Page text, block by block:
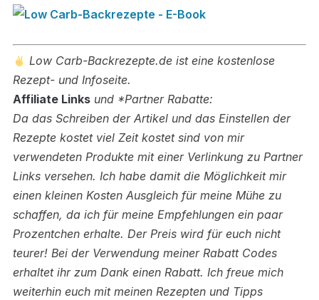
Low Carb-Backrezepte.de ist eine kostenlose
Rezept- und Infoseite.
Affiliate Linksund *Partner Rabatte:
Da das Schreiben der Artikel und das Einstellen der
Rezepte kostet viel Zeit kostet sind von mir
verwendeten Produkte mit einer Verlinkung zu Partner
Links versehen. Ich habe damit die Möglichkeit mir
einen kleinen Kosten Ausgleich für meine Mühe zu
schaffen, da ich für meine Empfehlungen ein paar
Prozentchen erhalte. Der Preis wird für euch nicht
teurer! Bei der Verwendung meiner Rabatt Codes
erhaltet ihr zum Dank einen Rabatt. Ich freue mich
weiterhin euch mit meinen Rezepten und Tipps